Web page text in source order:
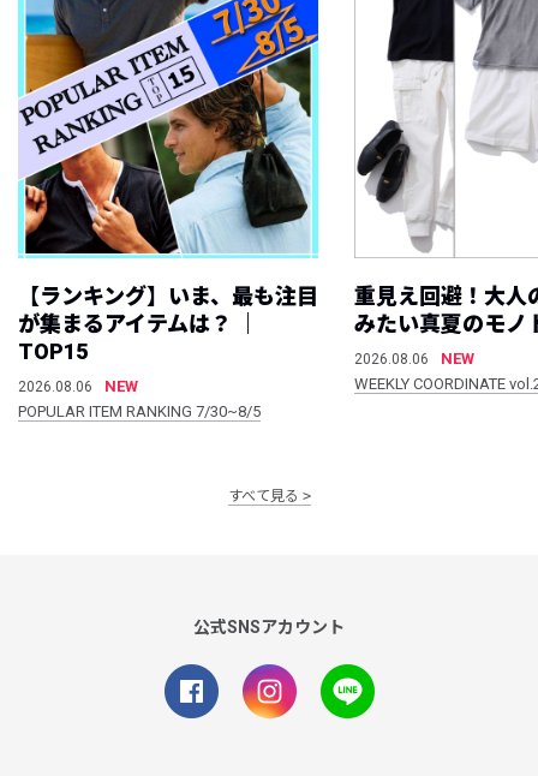
【ランキング】いま、最も注目
が集まるアイテムは？ ｜
TOP15
2026.08.06
NEW
POPULAR ITEM RANKING 7/30~8/5
重見え回避！大人
みたい真夏のモノ
2026.08.06
NEW
WEEKLY COORDINATE
すべて見る
公式SNSアカウント